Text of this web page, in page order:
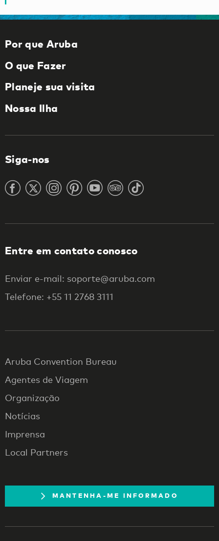
Por que Aruba
O que Fazer
Planeje sua visita
Nossa Ilha
Siga-nos
Entre em contato conosco
Enviar e-mail: soporte@aruba.com
Telefone: +55 11 2768 3111
Aruba Convention Bureau
Agentes de Viagem
Organização
Notícias
Imprensa
Local Partners
MANTENHA-ME INFORMADO